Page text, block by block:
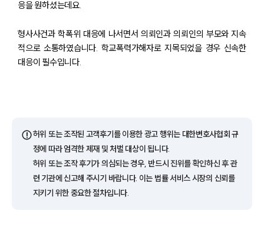
응을 원하셨는데요.
형사사건과 학폭위 대응에 나서면서 의뢰인과 의뢰인의 부모와 지속
적으로 소통하였습니다. 학교폭력가해자로 지목되었을 경우 신속한
대응이 필수입니다.
⚠️허위 또는 조작된 고객후기를 이용한 광고 행위는 대한변호사협회 규
정에 따라 엄격한 제재 및 처벌 대상이 됩니다.
허위 또는 조작 후기가 의심되는 경우, 반드시 진위를 확인하신 후 관
련 기관에 신고해 주시기 바랍니다. 이는 법률 서비스 시장의 신뢰를
지키기 위한 중요한 절차입니다.